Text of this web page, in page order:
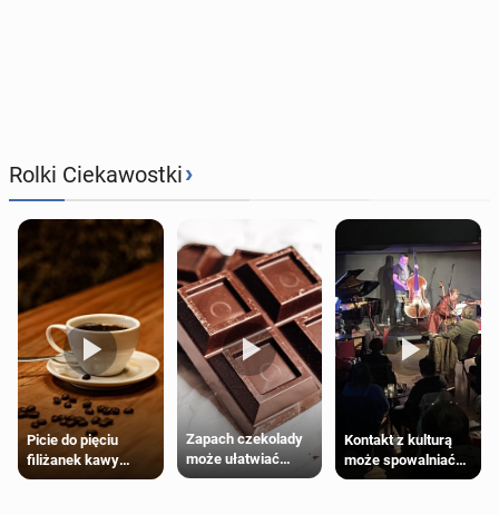
Rolki Ciekawostki›
Picie do pięciu
filiżanek kawy
dziennie jest
Zapach czekolady
może ułatwiać
trening siłowy
Kontakt z kulturą
może spowalniać
starzenie